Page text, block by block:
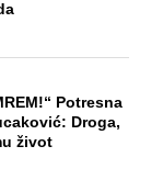
Potresna
Droga,
život